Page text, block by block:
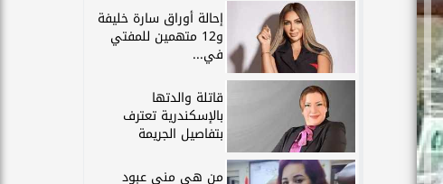
إحالة أوراق سارة خليفة
و12 متهمين للمفتي
في...
قاتلة والدتها
بالإسكندرية تعترف
بتفاصيل الجريمة
من هي منى عبود